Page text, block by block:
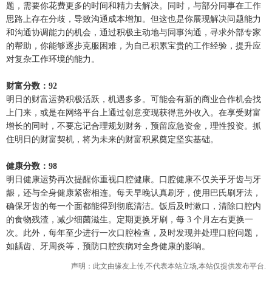
题，需要你花费更多的时间和精力去解决。同时，与部分同事在工作
思路上存在分歧，导致沟通成本增加。但这也是你展现解决问题能力
和沟通协调能力的机会，通过积极主动地与同事沟通，寻求外部专家
的帮助，你能够逐步克服困难，为自己积累宝贵的工作经验，提升应
对复杂工作环境的能力。
财富分数：92
明日的财富运势积极活跃，机遇多多。可能会有新的商业合作机会找
上门来，或是在网络平台上通过创意变现获得意外收入。在享受财富
增长的同时，不要忘记合理规划财务，预留应急资金，理性投资。抓
住明日的财富契机，将为未来的财富积累奠定坚实基础。
健康分数：98
明日健康运势再次提醒你重视口腔健康。口腔健康不仅关乎牙齿与牙
龈，还与全身健康紧密相连。每天早晚认真刷牙，使用巴氏刷牙法，
确保牙齿的每一个面都能得到彻底清洁。饭后及时漱口，清除口腔内
的食物残渣，减少细菌滋生。定期更换牙刷，每 3 个月左右更换一
次。此外，每年至少进行一次口腔检查，及时发现并处理口腔问题，
如龋齿、牙周炎等，预防口腔疾病对全身健康的影响。
声明：此文由缘友 上传,不代表本站立场,本站仅提供发布平台.